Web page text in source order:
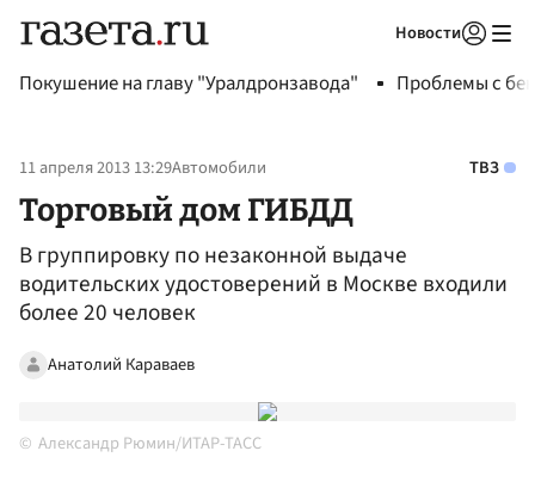
Новости
Покушение на главу "Уралдронзавода" Проблемы с
11 апреля 2013 13:29Автомобили ТВЗ
Торговый дом ГИБДД
В группировку по незаконной выдаче
водительских удостоверений в Москве входили
более 20 человек
Анатолий Караваев
Александр Рюмин/ИТАР-ТАСС